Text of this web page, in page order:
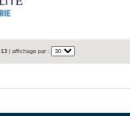
13| affichage par :